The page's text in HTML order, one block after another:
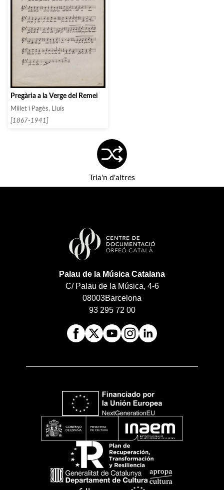
Pregària a la Verge del Remei
Millet i Pagès, Lluís
[1867-1941]
Tria'n d'altres
Palau de la Música Catalana
C/ Palau de la Música, 4-6
08003Barcelona
93 295 72 00